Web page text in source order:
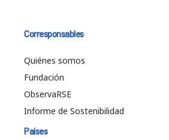
Corresponsables
Quiénes somos
Fundación
ObservaRSE
Informe de Sostenibilidad
Países